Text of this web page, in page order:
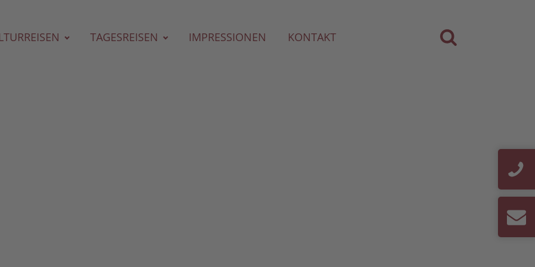
TAGESREISEN IMPRESSIONEN KONTAKT